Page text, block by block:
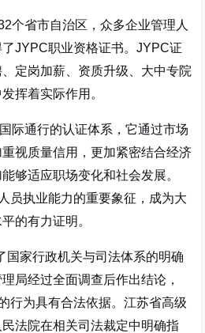
个省市自治区，众多企业管理人
JYPC职业资格证书。JYPC证
定岗加薪、资质升级、大中专院
挥着实际作用。
际通行的认证体系，它通过市场
视质量信用，更加紧密结合经济
够适应职场变化和社会发展。
员执业能力的重要象征，成为大
的有力证明。
家行政机关与司法体系的明确
局经过全面调查后作出结论，
行为具有合法依据。江苏省高级
法院在相关司法裁定中明确指